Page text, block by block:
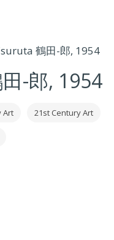
鶴田-郎, 1954
-郎, 1954
Art 21st Century Art